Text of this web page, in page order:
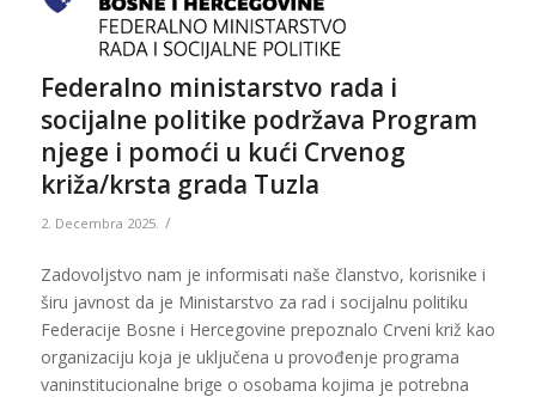
Federalno ministarstvo rada i
socijalne politike podržava Program
njege i pomoći u kući Crvenog
križa/krsta grada Tuzla
2. Decembra 2025. /
Zadovoljstvo nam je informisati naše članstvo, korisnike i
širu javnost da je Ministarstvo za rad i socijalnu politiku
Federacije Bosne i Hercegovine prepoznalo Crveni križ kao
organizaciju koja je uključena u provođenje programa
vaninstitucionalne brige o osobama kojima je potrebna